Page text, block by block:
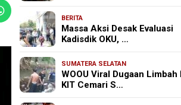
BERITA
Massa Aksi Desak Evaluasi
Kadisdik OKU, …
SUMATERA SELATAN
WOOU Viral Dugaan Limbah
KIT Cemari S…